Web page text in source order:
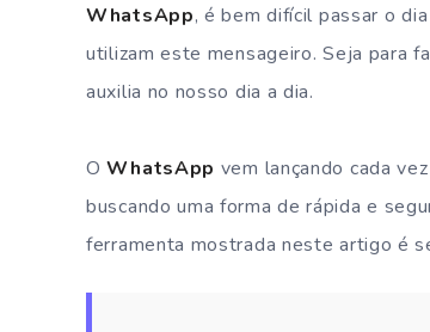
WhatsApp, é bem difícil passar o
utilizam este mensageiro. Seja para
auxilia no nosso dia a dia.
OWhatsApp vem lançando cada
buscando uma forma de rápida e
ferramenta mostrada neste artigo é